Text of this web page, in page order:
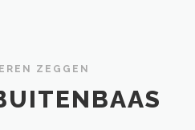
ZEGGEN